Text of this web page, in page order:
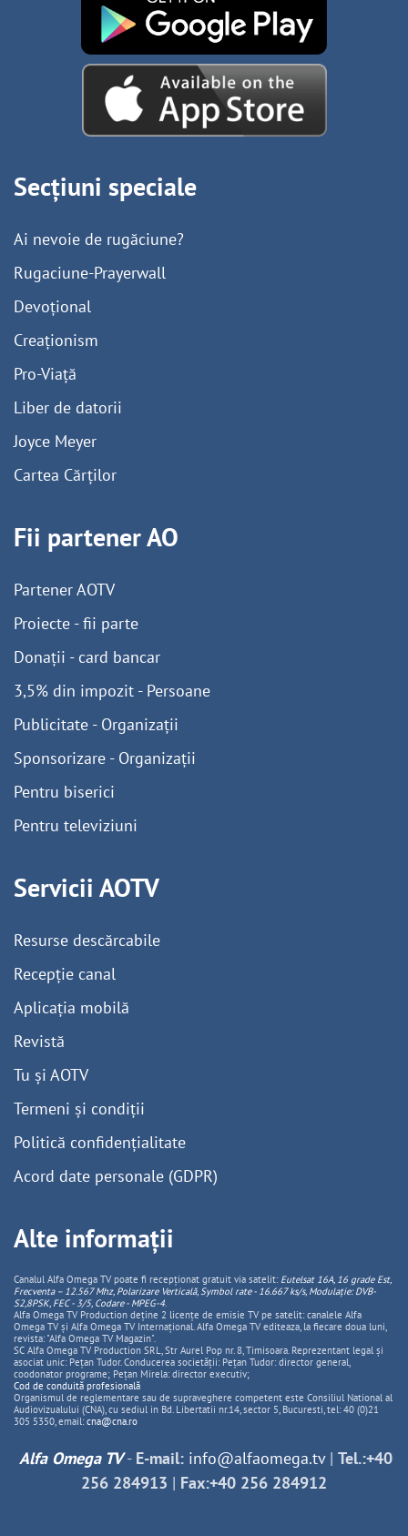
Secțiuni speciale
Ai nevoie de rugăciune?
Rugaciune-Prayerwall
Devoțional
Creaționism
Pro-Viață
Liber de datorii
Joyce Meyer
Cartea Cărților
Fii partener AO
Partener AOTV
Proiecte - fii parte
Donații - card bancar
3,5% din impozit - Persoane
Publicitate - Organizații
Sponsorizare - Organizații
Pentru biserici
Pentru televiziuni
Servicii AOTV
Resurse descărcabile
Recepție canal
Aplicația mobilă
Revistă
Tu și AOTV
Termeni și condiții
Politică confidențialitate
Acord date personale (GDPR)
Alte informații
Canalul Alfa Omega TV poate fi recepționat gratuit via satelit: Eutelsat 16A, 16 grade Est,
Frecventa – 12.567 Mhz, PolarizareVerticală, Symbol rate - 16.667 ks/s, Modulație: DVB-
S2,8PSK, FEC - 3/5, Codare - MPEG-4.
Alfa Omega TV Production deține 2 licențe de emisie TV pe satelit: canalele Alfa
Omega TV și Alfa Omega TV Internațional. Alfa Omega TV editeaza, la fiecare doua luni,
revista: "Alfa Omega TV Magazin".
SC Alfa Omega TV Production SRL, Str Aurel Pop nr. 8, Timisoara. Reprezentant legal și
asociat unic: Pețan Tudor. Conducerea societății: Pețan Tudor: director general,
coodonator programe; Pețan Mirela: director executiv;
Cod de conduită profesională
Organismul de reglementare sau de supraveghere competent este Consiliul National al
Audiovizualului (CNA), cu sediul in Bd. Libertatii nr.14, sector 5, Bucuresti, tel: 40 (0)21
305 5350, email: cna@cna.ro
Alfa Omega TV- E-mail: info@alfaomega.tv| Tel.:+40
256 284913 | Fax:+40 256 284912